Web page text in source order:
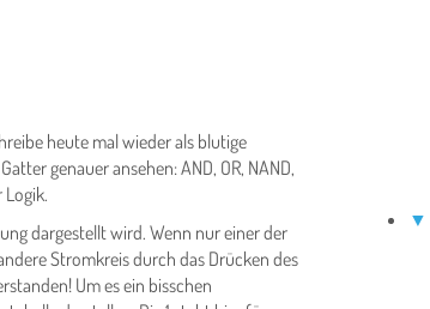
heute mal wieder als blutige
genauer ansehen: AND, OR, NAND,
dargestellt wird. Wenn nur einer der
Stromkreis durch das Drücken des
Um es ein bisschen
▼